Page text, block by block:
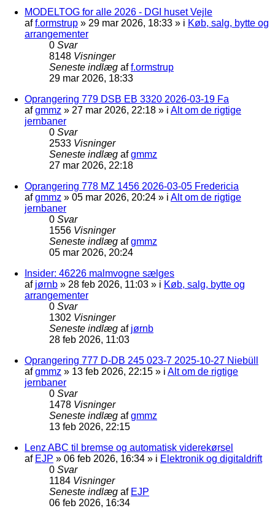
MODELTOG for alle 2026 - DGI huset Vejle
aff.ormstrup » 29 mar 2026, 18:33 » i Køb, salg, bytte og
arrangementer
0 Svar
8148 Visninger
Seneste indlæg aff.ormstrup
29 mar 2026, 18:33
Oprangering 779 DSB EB 3320 2026-03-19 Fa
afgmmz » 27 mar 2026, 22:18 » i Alt om de rigtige
jernbaner
0 Svar
2533 Visninger
Seneste indlæg afgmmz
27 mar 2026, 22:18
Oprangering 778 MZ 1456 2026-03-05 Fredericia
afgmmz » 05 mar 2026, 20:24 » i Alt om de rigtige
jernbaner
0 Svar
1556 Visninger
Seneste indlæg afgmmz
05 mar 2026, 20:24
Insider: 46226 malmvogne sælges
af jørnb » 28 feb 2026, 11:03 » i Køb, salg, bytte og
arrangementer
0 Svar
1302 Visninger
Seneste indlæg af jørnb
28 feb 2026, 11:03
Oprangering 777 D-DB 245 023-7 2025-10-27 Niebüll
afgmmz » 13 feb 2026, 22:15 » i Alt om de rigtige
jernbaner
0 Svar
1478 Visninger
Seneste indlæg afgmmz
13 feb 2026, 22:15
Lenz ABC til bremse og automatisk viderekørsel
af EJP » 06 feb 2026, 16:34 » i Elektronik og digitaldrift
0 Svar
1184 Visninger
Seneste indlæg af EJP
06 feb 2026, 16:34